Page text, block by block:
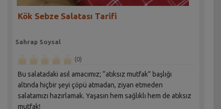
Kök Sebze Salatası Tarifi
Sahrap Soysal
(0)
Bu salatadaki asıl amacımız; “atıksız mutfak” başlığı
altında hiçbir şeyi çöpü atmadan, ziyan etmeden
salatamızı hazırlamak. Yaşasın hem sağlıklı hem de atıksız
mutfak!